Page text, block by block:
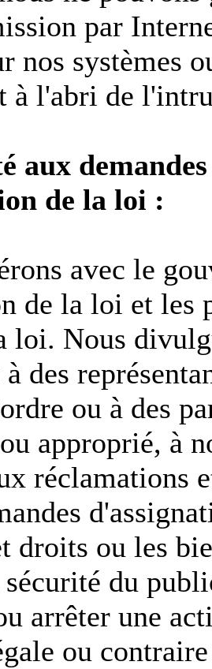
par
nos systèmes
à l'abri de
aux
de la loi :
avec le
de la loi et les
loi. Nous
des
ou à des
approprié, à
réclamations
droits ou les
du
arrêter une
ou